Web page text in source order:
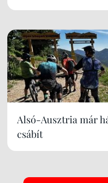
Alsó-Ausztria már
csábít